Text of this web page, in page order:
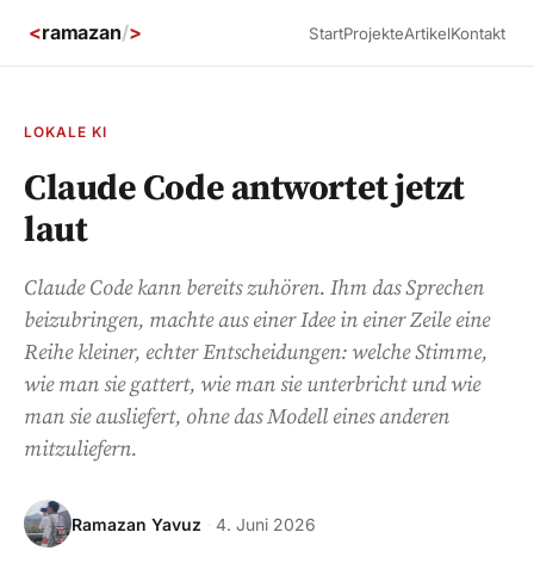
<ramazan/> StartProjekteArtikelKontakt
LOKALE KI
Claude Code antwortet jetzt
laut
Claude Code kann bereits zuhören. Ihm das Sprechen
beizubringen, machte aus einer Idee in einer Zeile eine
Reihe kleiner, echter Entscheidungen: welche Stimme,
wie man sie gattert, wie man sie unterbricht und wie
man sie ausliefert, ohne das Modell eines anderen
mitzuliefern.
Ramazan Yavuz 4. Juni 2026